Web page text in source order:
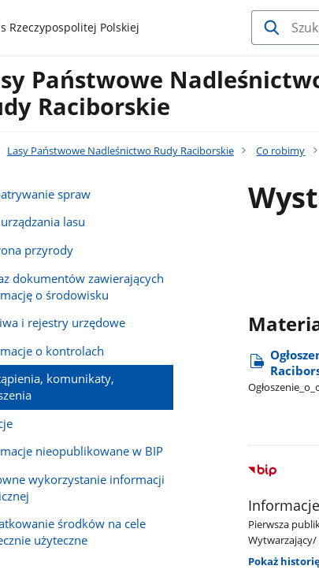
Rzeczypospolitej Polskiej
Państwowe
Raciborskie
Lasy Państwowe Nadleśnictwo Rudy Raciborskie Co robimy
spraw
lasu
przyrody
dokumentów zawierających
o środowisku
i rejestry urzędowe
o kontrolach
komunikaty,
nieopublikowane w BIP
wykorzystanie informacji
środków na cele
użyteczne
Pierwsza
Pokaż